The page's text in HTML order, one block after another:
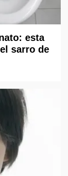
esta
sarro de